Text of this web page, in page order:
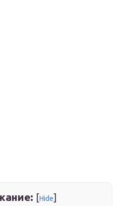
[Hide]